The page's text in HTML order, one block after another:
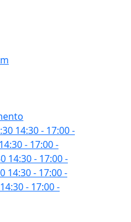
14:30 - 17:00-
14:30 - 17:00-
14:30 - 17:00-
14:30 - 17:00-
14:30 - 17:00-